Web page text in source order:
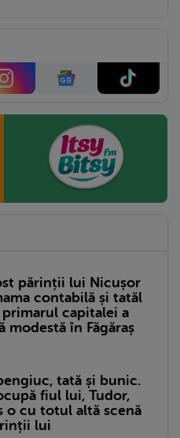
părinții lui Nicușor
contabilă și tatăl
capitalei a
modestă în Făgăraș
tată și bunic.
fiul lui, Tudor,
o cu totul altă scenă
lui